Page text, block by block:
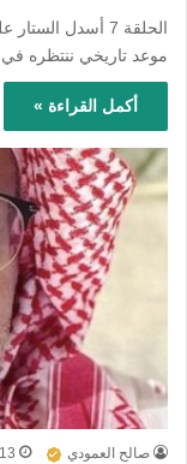
الحلقة 7 أسدل
موعد تاريخي ننتظره في عام 2034م حين تستضيف
أكمل القراءة »
صالح العمودي